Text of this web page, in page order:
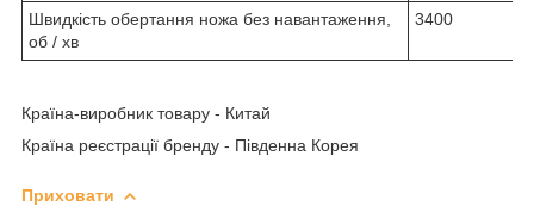
Швидкість обертання ножа без навантаження,
об / хв
3400
Країна-виробник товару - Китай
Країна реєстрації бренду - Південна Корея
Приховати